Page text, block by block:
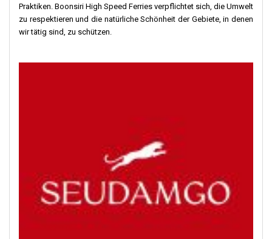
Praktiken. Boonsiri High Speed Ferries verpflichtet sich, die Umwelt
zu respektieren und die natürliche Schönheit der Gebiete, in denen
wir tätig sind, zu schützen.